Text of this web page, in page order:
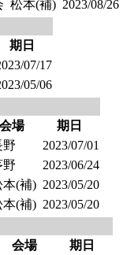
松本(補) 2023/08/26
期日
07/17
05/06
会場
期日
野
2023/07/01
野
2023/06/24
本(補) 2023/05/20
本(補) 2023/05/20
会場
期日